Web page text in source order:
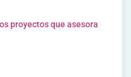
proyectos que asesora